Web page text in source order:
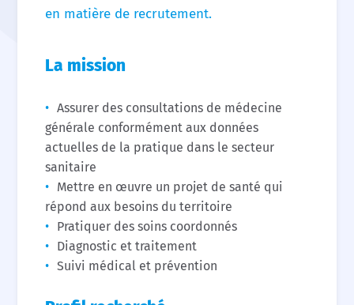
en matière de recrutement.
La mission
Assurer des consultations de médecine
générale conformément aux données
actuelles de la pratique dans le secteur
sanitaire
Mettre en œuvre un projet de santé qui
répond aux besoins du territoire
Pratiquer des soins coordonnés
Diagnostic et traitement
Suivi médical et prévention